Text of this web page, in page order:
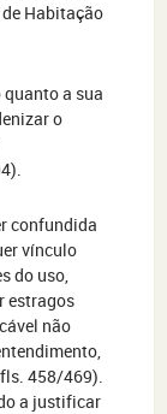
Habitação
a sua
o
confundida
vínculo
do uso,
estragos
não
458/469).
a justificar